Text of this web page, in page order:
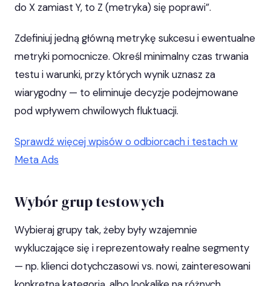
do X zamiast Y, to Z (metryka) się poprawi”.
Zdefiniuj jedną główną metrykę sukcesu i ewentualne
metryki pomocnicze. Określ minimalny czas trwania
testu i warunki, przy których wynik uznasz za
wiarygodny — to eliminuje decyzje podejmowane
pod wpływem chwilowych fluktuacji.
Sprawdź więcej wpisów o odbiorcach i testach w
Meta Ads
Wybór grup testowych
Wybieraj grupy tak, żeby były wzajemnie
wykluczające się i reprezentowały realne segmenty
— np. klienci dotychczasowi vs. nowi, zainteresowani